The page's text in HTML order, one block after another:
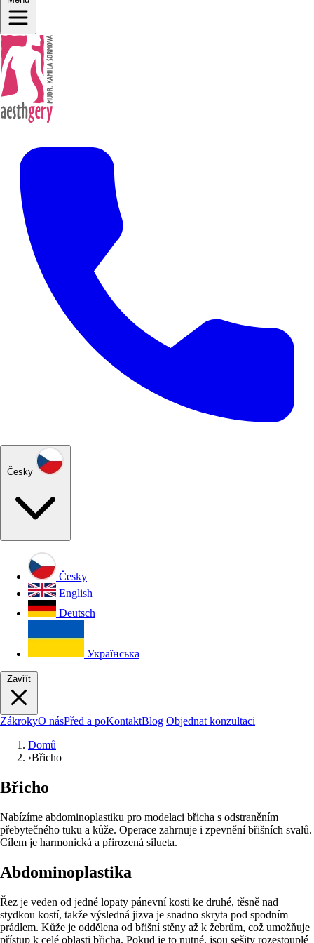
Česky
Česky
English
Deutsch
Українська
Zavřít
ZákrokyO násPřed a poKontaktBlog Objednat konzultaci
Domů
›Břicho
Břicho
Nabízíme abdominoplastiku pro modelaci břicha s odstraněním
přebytečného tuku a kůže. Operace zahrnuje i zpevnění břišních svalů.
Cílem je harmonická a přirozená silueta.
Abdominoplastika
Řez je veden od jedné lopaty pánevní kosti ke druhé, těsně nad
stydkou kostí, takže výsledná jizva je snadno skryta pod spodním
prádlem. Kůže je oddělena od břišní stěny až k žebrům, což umožňuje
přístup k celé oblasti břicha. Pokud je to nutné, jsou sešity rozestouplé